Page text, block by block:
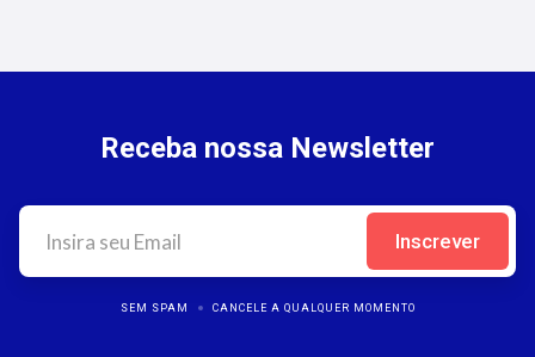
Receba nossa Newsletter
SEM SPAM CANCELE A QUALQUER MOMENTO